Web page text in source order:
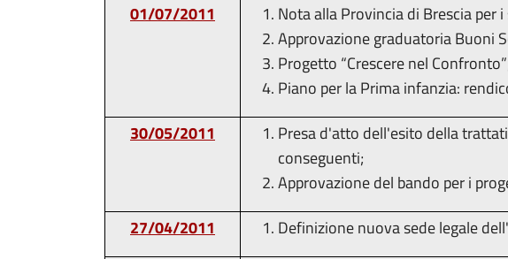
01/07/2011
Nota alla Provincia di Brescia per
Approvazione graduatoria Buoni
Progetto “Crescere nel
Piano per la Prima infanzia:
30/05/2011
Presa d'atto dell'esito della
conseguenti;
Approvazione del bando per i
27/04/2011
Definizione nuova sede legale